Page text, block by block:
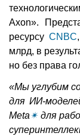
Axon».
ресурсуCNBC
млрд, в
но без права
«Мы углубим
для ИИ-
Meta✴для